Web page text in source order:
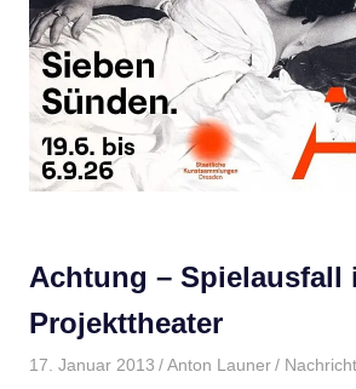
Achtung – Spielausfall
Projekttheater
17. Januar 2013 Anton Launer